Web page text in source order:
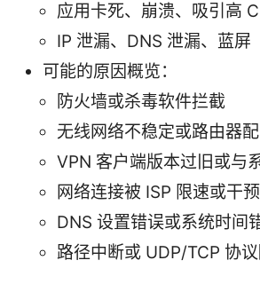
应用卡死、崩溃、吸引高
IP 泄漏、DNS 泄漏、蓝屏
可能的原因概览：
防火墙或杀毒软件拦截
无线网络不稳定或路由器
VPN 客户端版本过旧或与
网络连接被 ISP 限速或干预
DNS 设置错误或系统时间
路径中断或 UDP/TCP 协